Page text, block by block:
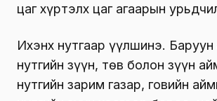
цаг хүртэлх цаг агаарын
Ихэнх нутгаар үүлшинэ.
нутгийн зүүн, төв болон зүүн
нутгийн зарим газар, говийн